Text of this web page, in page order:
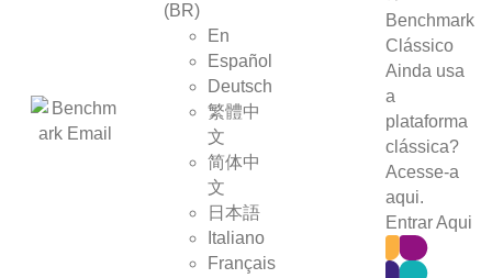
(BR)
En
Español
Deutsch
繁體中
文
简体中
文
日本語
Italiano
Français
Benchmark
Clássico
Ainda usa
a
plataforma
clássica?
Acesse-a
aqui.
Entrar Aqui